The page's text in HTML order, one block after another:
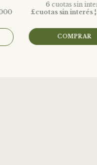
6 cuotas sin
COMPRAR